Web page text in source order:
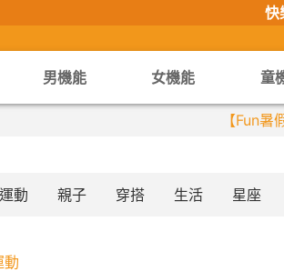
快
男機能 女機能 童
運動 親子 穿搭 生活 星座
動